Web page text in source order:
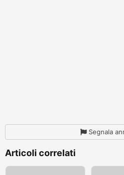
Segnala
Articoli correlati